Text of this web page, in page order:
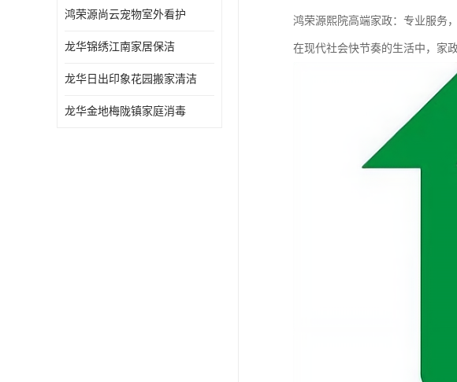
鸿荣源尚云宠物室外看护
龙华锦绣江南家居保洁
龙华日出印象花园搬家清洁
龙华金地梅陇镇家庭消毒
鸿荣源熙院高端家政：专业服务
在现代社会快节奏的生活中，家